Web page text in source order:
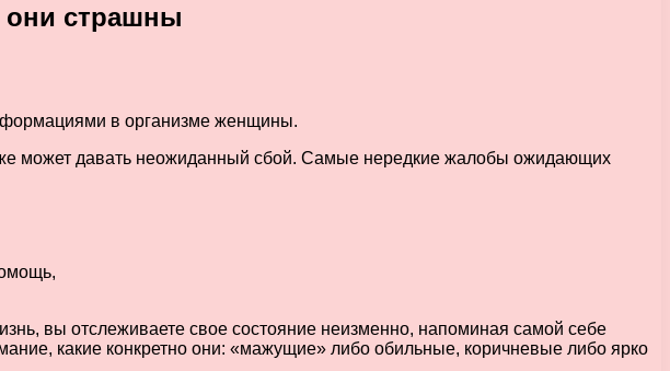
они страшны
в организме женщины.
может давать неожиданный сбой. Самые нередкие жалобы ожидающих
вы отслеживаете свое состояние неизменно, напоминая самой себе
какие конкретно они: «мажущие» либо обильные, коричневые либо ярко